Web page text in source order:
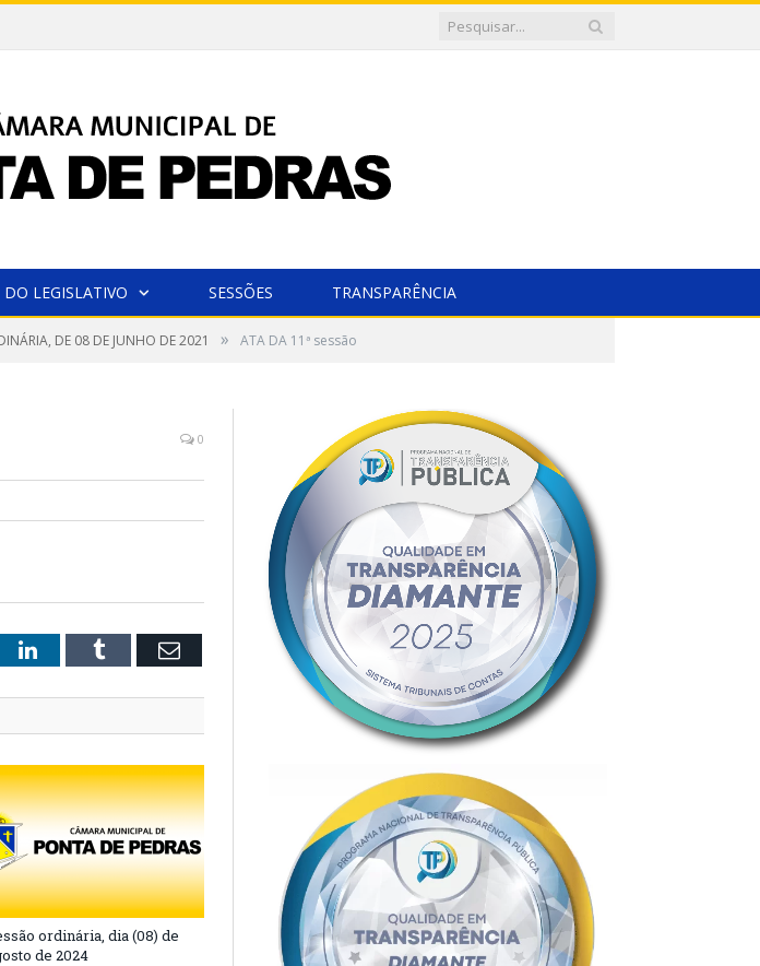
LEGISLATIVO SESSÕES TRANSPARÊNCIA
DE 08 DE JUNHO DE 2021 » ATA DA 11ª sessão
0
LinkedInTumblr Email
ordinária, dia (08) de
de 2024